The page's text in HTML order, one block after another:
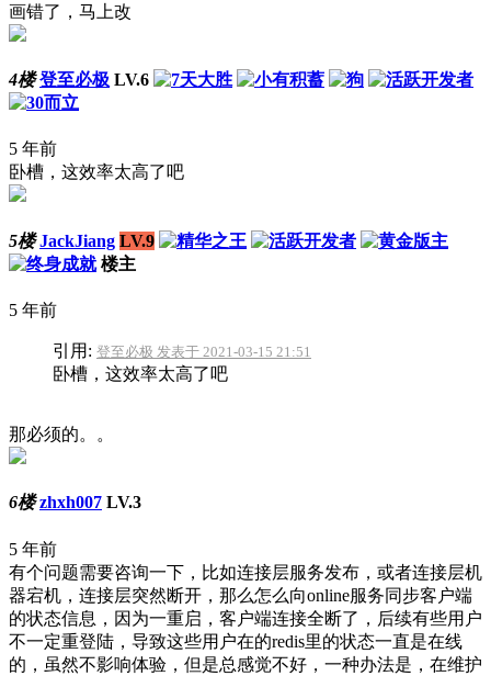
画错了，马上改
4楼 登至必极 LV.6
5 年前
卧槽，这效率太高了吧
5楼 JackJiang LV.9
楼主
5 年前
引用: 登至必极 发表于 2021-03-15 21:51
卧槽，这效率太高了吧
那必须的。。
6楼 zhxh007 LV.3
5 年前
有个问题需要咨询一下，比如连接层服务发布，或者连接层机
器宕机，连接层突然断开，那么怎么向online服务同步客户端
的状态信息，因为一重启，客户端连接全断了，后续有些用户
不一定重登陆，导致这些用户在的redis里的状态一直是在线
的，虽然不影响体验，但是总感觉不好，一种办法是，在维护